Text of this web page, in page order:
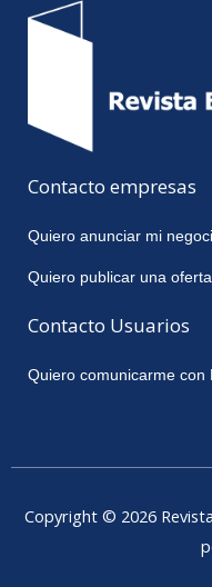
Contacto empresas
Quiero anunciar mi
Quiero publicar una
Contacto Usuarios
Quiero comunicarme con
Copyright © 2026